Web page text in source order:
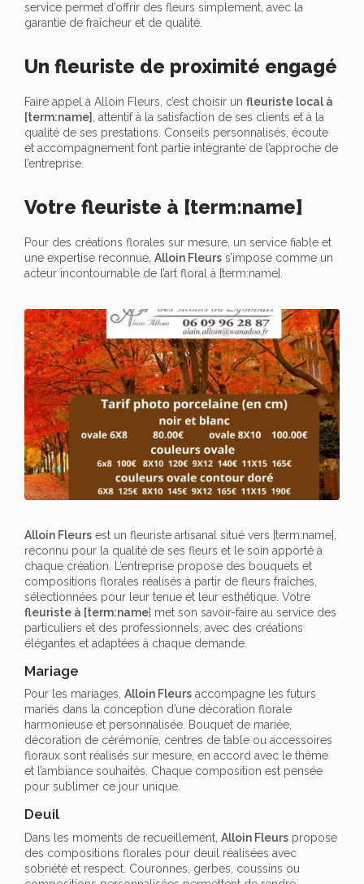
service permet d’offrir des fleurs simplement, avec la
garantie de fraîcheur et de qualité.
Un fleuriste de proximité engagé
Faire appel à Alloin Fleurs, c’est choisir un fleuriste local à
[term:name]
, attentif à la satisfaction de ses clients et à la
qualité de ses prestations. Conseils personnalisés, écoute
et accompagnement font partie intégrante de l’approche de
l’entreprise.
Votre fleuriste à [term:name]
Pour des créations florales sur mesure, un service fiable et
une expertise reconnue, Alloin Fleurs s’impose comme un
acteur incontournable de l’art floral à [term:name].
Alloin Fleurs est un fleuriste artisanal situé vers [term:name],
reconnu pour la qualité de ses fleurs et le soin apporté à
chaque création. L’entreprise propose des bouquets et
compositions florales réalisés à partir de fleurs fraîches,
sélectionnées pour leur tenue et leur esthétique. Votre
fleuriste à [term:name] met son savoir-faire au service des
particuliers et des professionnels, avec des créations
élégantes et adaptées à chaque demande.
Mariage
Pour les mariages, Alloin Fleurs accompagne les futurs
mariés dans la conception d’une décoration florale
harmonieuse et personnalisée. Bouquet de mariée,
décoration de cérémonie, centres de table ou accessoires
floraux sont réalisés sur mesure, en accord avec le thème
et l’ambiance souhaités. Chaque composition est pensée
pour sublimer ce jour unique.
Deuil
Dans les moments de recueillement, Alloin Fleurs propose
des compositions florales pour deuil réalisées avec
sobriété et respect. Couronnes, gerbes, coussins ou